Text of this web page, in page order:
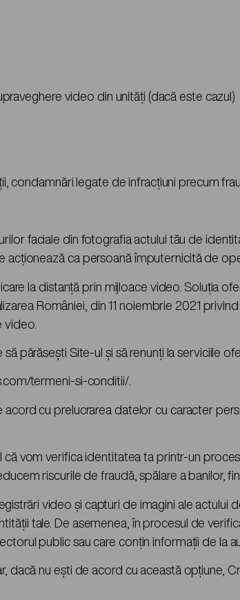
video din unități (dacă este cazul)
condamnări legate de infracțiuni precum
faciale din fotografia actului tău de
acționează ca persoană împuternicită de
la distanță prin mijloace video. Soluția
României, din 11 noiembrie 2021
video.
părăsești Site-ul și să renunți la serviciile
termeni-si-conditii/.
cu prelucrarea datelor cu caracter
vom verifica identitatea ta printr-un
riscurile de fraudă, spălare a banilor,
video și capturi de imagini ale actului
tale. De asemenea, în procesul de
public sau care conțin informații de la
dacă nu ești de acord cu această opțiune,